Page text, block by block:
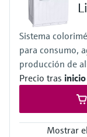
De 2 a 8 salidas
4 relés,
Protección contra
IP 66 / IP 67
Sistema
para consumo,
producción de
Precio tras
Mostrar